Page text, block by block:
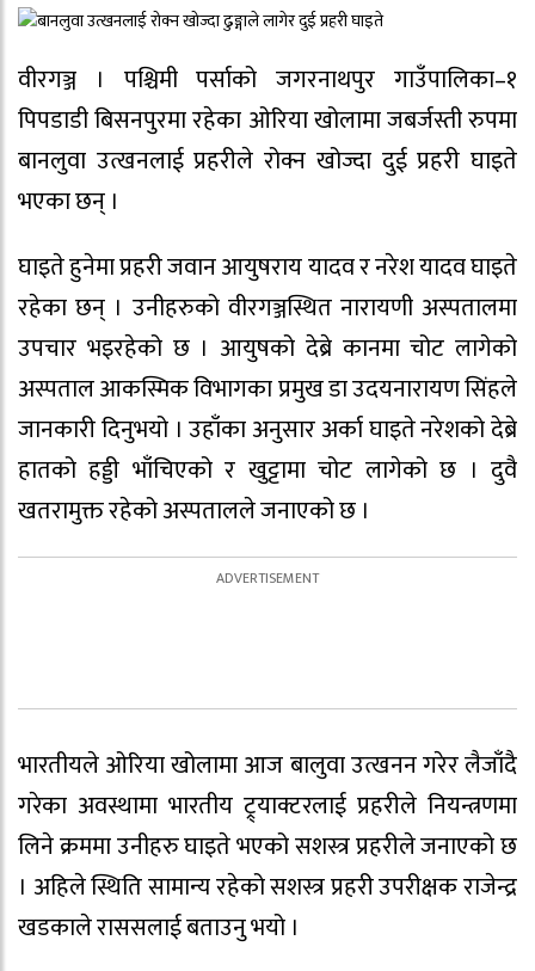
वीरगञ्ज । पश्चिमी पर्साको जगरनाथपुर गाउँपालिका–१
पिपडाडी बिसनपुरमा रहेका ओरिया खोलामा जबर्जस्ती रुपमा
बानलुवा उत्खनलाई प्रहरीले रोक्न खोज्दा दुई प्रहरी घाइते
भएका छन् ।
घाइते हुनेमा प्रहरी जवान आयुषराय यादव र नरेश यादव घाइते
रहेका छन् । उनीहरुको वीरगञ्जस्थित नारायणी अस्पतालमा
उपचार भइरहेको छ । आयुषको देब्रे कानमा चोट लागेको
अस्पताल आकस्मिक विभागका प्रमुख डा उदयनारायण सिंहले
जानकारी दिनुभयो । उहाँका अनुसार अर्का घाइते नरेशको देब्रे
हातको हड्डी भाँचिएको र खुट्टामा चोट लागेको छ । दुवै
खतरामुक्त रहेको अस्पतालले जनाएको छ ।
भारतीयले ओरिया खोलामा आज बालुवा उत्खनन गरेर लैजाँदै
गरेका अवस्थामा भारतीय ट्र्याक्टरलाई प्रहरीले नियन्त्रणमा
लिने क्रममा उनीहरु घाइते भएको सशस्त्र प्रहरीले जनाएको छ
। अहिले स्थिति सामान्य रहेको सशस्त्र प्रहरी उपरीक्षक राजेन्द्र
खडकाले राससलाई बताउनु भयो ।